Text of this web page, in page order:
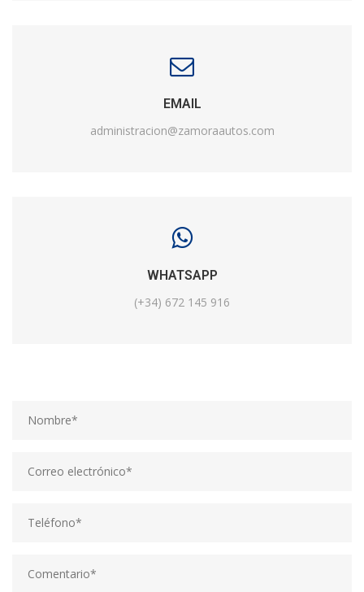
EMAIL
administracion@zamoraautos.com
WHATSAPP
(+34) 672 145 916